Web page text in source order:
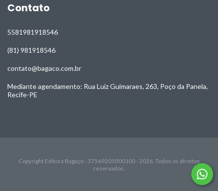
Contato
5581981918546
(81) 981918546
contato@bagaco.com.br
Mediante agendamento: Rua Luiz Guimaraes, 263, Poço da Panela,
Recife-PE
Copyright Editora Bagaço - 37569205000100 - 2026. Todos os direitos
reservados.